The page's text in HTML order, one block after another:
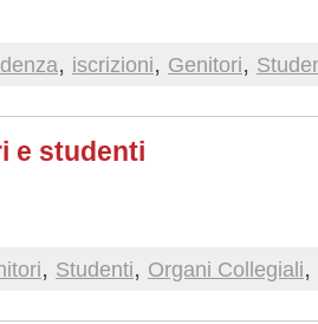
, iscrizioni, Genitori,
e studenti
, Studenti, Organi Collegiali,